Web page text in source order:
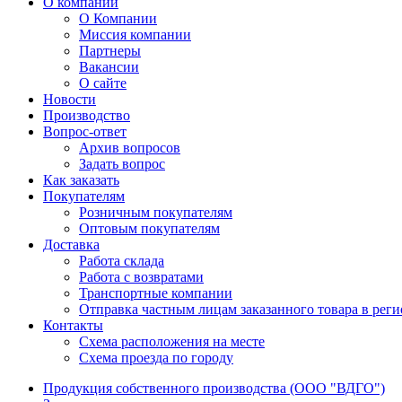
О Компании
Миссия компании
Партнеры
Вакансии
О сайте
Новости
Производство
Вопрос-ответ
Архив вопросов
Задать вопрос
Как заказать
Покупателям
Розничным покупателям
Оптовым покупателям
Доставка
Работа склада
Работа с возвратами
Транспортные компании
Отправка частным лицам заказанного товара в
Контакты
Схема расположения на месте
Схема проезда по городу
Продукция собственного производства (ООО "ВДГО")